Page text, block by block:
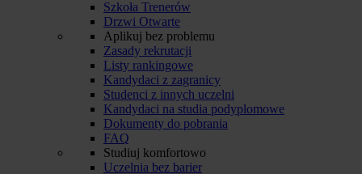
Szkoła Trenerów
Drzwi Otwarte
Aplikuj bez problemu
Zasady rekrutacji
Listy rankingowe
Kandydaci z zagranicy
Studenci z innych uczelni
Kandydaci na studia podyplomowe
Dokumenty do pobrania
FAQ
Studiuj komfortowo
Uczelnia bez barier